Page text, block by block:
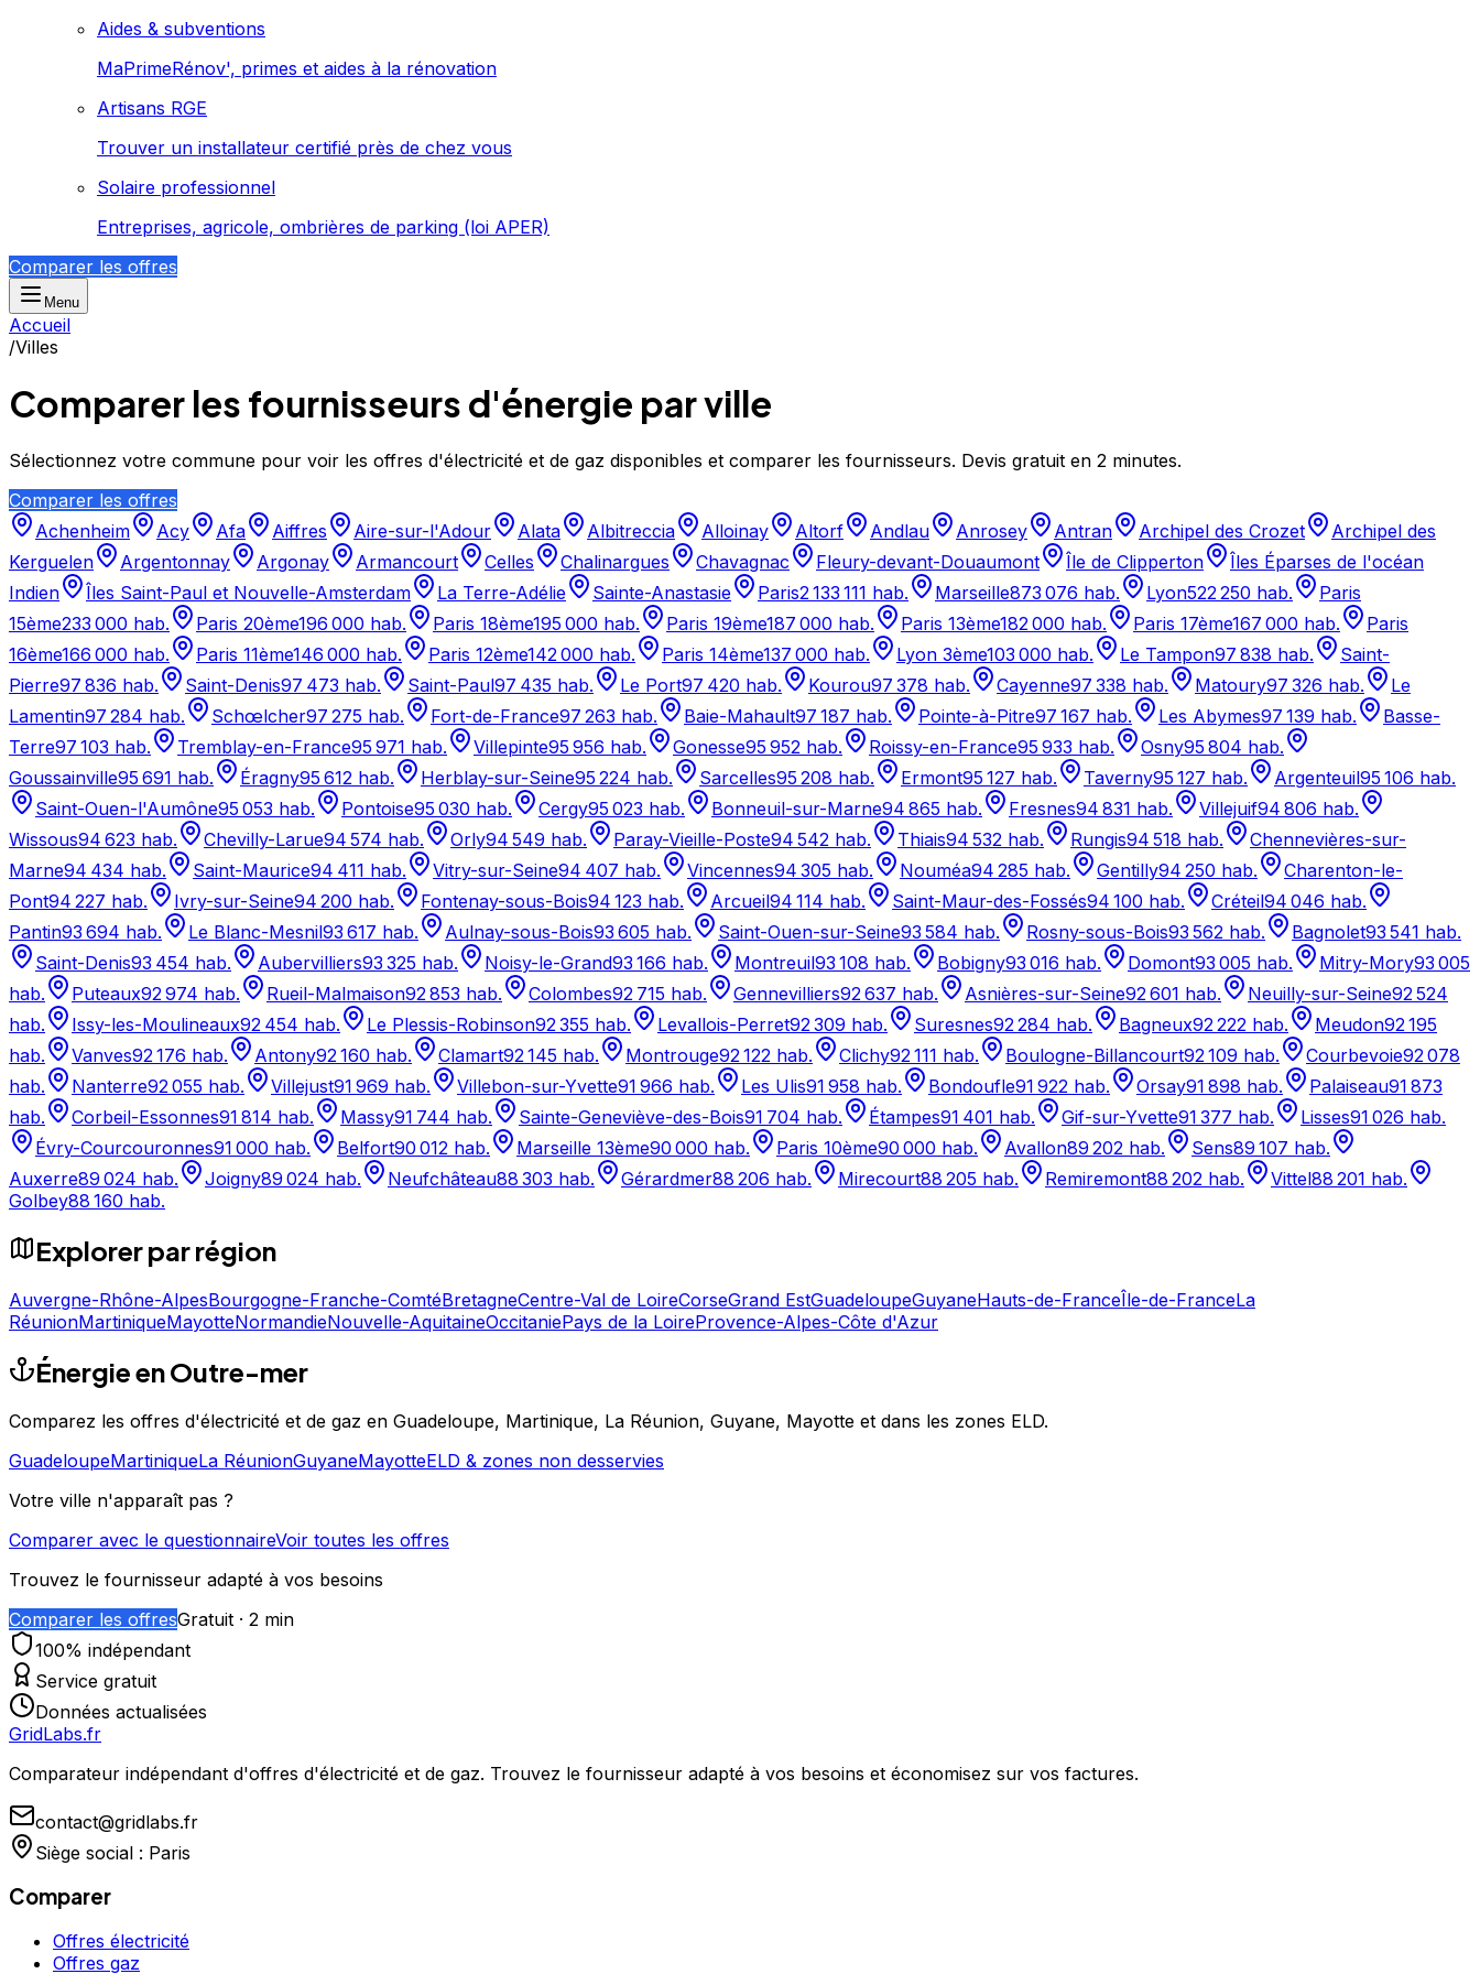
Aides & subventions
MaPrimeRénov', primes et aides à la rénovation
Artisans RGE
Trouver un installateur certifié près de chez vous
Solaire professionnel
Entreprises, agricole, ombrières de parking (loi APER)
Comparer les offres
Menu
Accueil
/Villes
Comparer les fournisseurs d'énergie par ville
Sélectionnez votre commune pour voir les offres d'électricité et de gaz disponibles et comparer les fournisseurs. Devis gratuit en 2 minutes.
Comparer les offres
Achenheim
Acy Afa Aiffres Aire-sur-l'Adour Alata Albitreccia Alloinay Altorf Andlau Anrosey Antran Archipel des Crozet
Archipel des
Kerguelen
Argentonnay Argonay Armancourt Celles Chalinargues Chavagnac Fleury-devant-Douaumont Île de Clipperton
Îles Éparses de l'océan
Indien
Îles Saint-Paul et Nouvelle-Amsterdam La Terre-Adélie Sainte-Anastasie Paris2 133 111 hab. Marseille873 076 hab. Lyon522 250 hab.
Paris
15ème233 000 hab. Paris 20ème196 000 hab. Paris 18ème195 000 hab. Paris 19ème187 000 hab. Paris 13ème182 000 hab. Paris 17ème167 000 hab.
Paris
16ème166 000 hab. Paris 11ème146 000 hab. Paris 12ème142 000 hab. Paris 14ème137 000 hab. Lyon 3ème103 000 hab. Le Tampon97 838 hab.
Saint-
Pierre97 836 hab. Saint-Denis97 473 hab. Saint-Paul97 435 hab. Le Port97 420 hab. Kourou97 378 hab. Cayenne97 338 hab. Matoury97 326 hab.
Le
Lamentin97 284 hab. Schœlcher97 275 hab. Fort-de-France97 263 hab. Baie-Mahault97 187 hab. Pointe-à-Pitre97 167 hab. Les Abymes97 139 hab.
Basse-
Terre97 103 hab. Tremblay-en-France95 971 hab. Villepinte95 956 hab. Gonesse95 952 hab. Roissy-en-France95 933 hab. Osny95 804 hab.
Goussainville95 691 hab. Éragny95 612 hab. Herblay-sur-Seine95 224 hab. Sarcelles95 208 hab. Ermont95 127 hab. Taverny95 127 hab. Argenteuil95 106 hab.
Saint-Ouen-l'Aumône95 053 hab. Pontoise95 030 hab. Cergy95 023 hab. Bonneuil-sur-Marne94 865 hab. Fresnes94 831 hab. Villejuif94 806 hab.
Wissous94 623 hab. Chevilly-Larue94 574 hab. Orly94 549 hab. Paray-Vieille-Poste94 542 hab. Thiais94 532 hab. Rungis94 518 hab.
Chennevières-sur-
Marne94 434 hab. Saint-Maurice94 411 hab. Vitry-sur-Seine94 407 hab. Vincennes94 305 hab. Nouméa94 285 hab. Gentilly94 250 hab.
Charenton-le-
Pont94 227 hab. Ivry-sur-Seine94 200 hab. Fontenay-sous-Bois94 123 hab. Arcueil94 114 hab. Saint-Maur-des-Fossés94 100 hab. Créteil94 046 hab.
Pantin93 694 hab. Le Blanc-Mesnil93 617 hab. Aulnay-sous-Bois93 605 hab. Saint-Ouen-sur-Seine93 584 hab. Rosny-sous-Bois93 562 hab. Bagnolet93 541 hab.
Saint-Denis93 454 hab. Aubervilliers93 325 hab. Noisy-le-Grand93 166 hab. Montreuil93 108 hab. Bobigny93 016 hab. Domont93 005 hab. Mitry-Mory93 005
hab.
Puteaux92 974 hab. Rueil-Malmaison92 853 hab. Colombes92 715 hab. Gennevilliers92 637 hab. Asnières-sur-Seine92 601 hab. Neuilly-sur-Seine92 524
hab.
Issy-les-Moulineaux92 454 hab. Le Plessis-Robinson92 355 hab. Levallois-Perret92 309 hab. Suresnes92 284 hab. Bagneux92 222 hab. Meudon92 195
hab.
Vanves92 176 hab. Antony92 160 hab. Clamart92 145 hab. Montrouge92 122 hab. Clichy92 111 hab. Boulogne-Billancourt92 109 hab. Courbevoie92 078
hab.
Nanterre92 055 hab. Villejust91 969 hab. Villebon-sur-Yvette91 966 hab. Les Ulis91 958 hab. Bondoufle91 922 hab. Orsay91 898 hab. Palaiseau91 873
hab.
Corbeil-Essonnes91 814 hab. Massy91 744 hab. Sainte-Geneviève-des-Bois91 704 hab. Étampes91 401 hab. Gif-sur-Yvette91 377 hab. Lisses91 026 hab.
Évry-Courcouronnes91 000 hab. Belfort90 012 hab. Marseille 13ème90 000 hab. Paris 10ème90 000 hab. Avallon89 202 hab. Sens89 107 hab.
Auxerre89 024 hab. Joigny89 024 hab. Neufchâteau88 303 hab. Gérardmer88 206 hab. Mirecourt88 205 hab. Remiremont88 202 hab. Vittel88 201 hab.
Golbey88 160 hab.
Explorer par région
Auvergne-Rhône-AlpesBourgogne-Franche-ComtéBretagneCentre-Val de LoireCorseGrand EstGuadeloupeGuyaneHauts-de-FranceÎle-de-FranceLa
RéunionMartiniqueMayotteNormandieNouvelle-AquitaineOccitaniePays de la LoireProvence-Alpes-Côte d'Azur
Énergie en Outre-mer
Comparez les offres d'électricité et de gaz en Guadeloupe, Martinique, La Réunion, Guyane, Mayotte et dans les zones ELD.
GuadeloupeMartiniqueLa RéunionGuyaneMayotteELD & zones non desservies
Votre ville n'apparaît pas ?
Comparer avec le questionnaireVoir toutes les offres
Trouvez le fournisseur adapté à vos besoins
Comparer les offresGratuit · 2 min
100% indépendant
Service gratuit
Données actualisées
GridLabs.fr
Comparateur indépendant d'offres d'électricité et de gaz. Trouvez le fournisseur adapté à vos besoins et économisez sur vos factures.
contact@gridlabs.fr
Siège social : Paris
Comparer
Offres électricité
Offres gaz